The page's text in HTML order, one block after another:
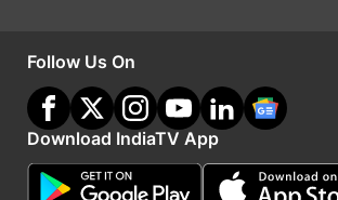
इंडिया टीवी पर आप इन्हें हर सुबह 7.30 बजे
देखते हैं।)
Advertisement
Follow Us On
Download IndiaTV App